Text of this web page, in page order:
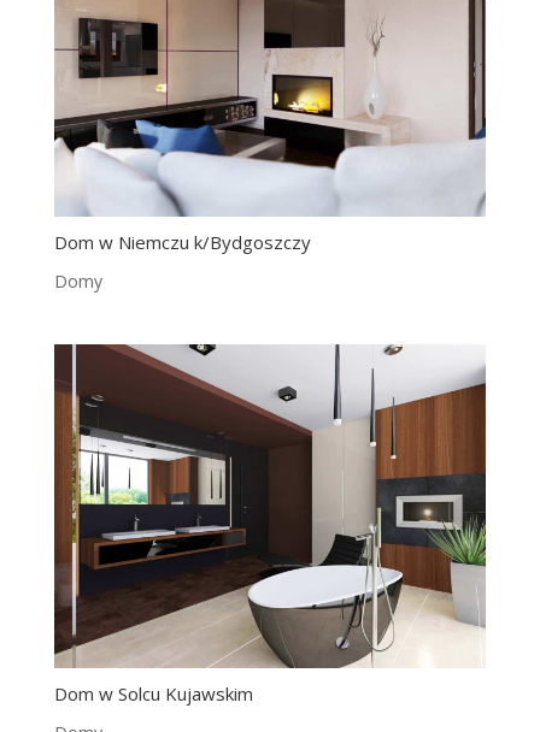
Dom w Niemczu k/Bydgoszczy
Domy
Dom w Solcu Kujawskim